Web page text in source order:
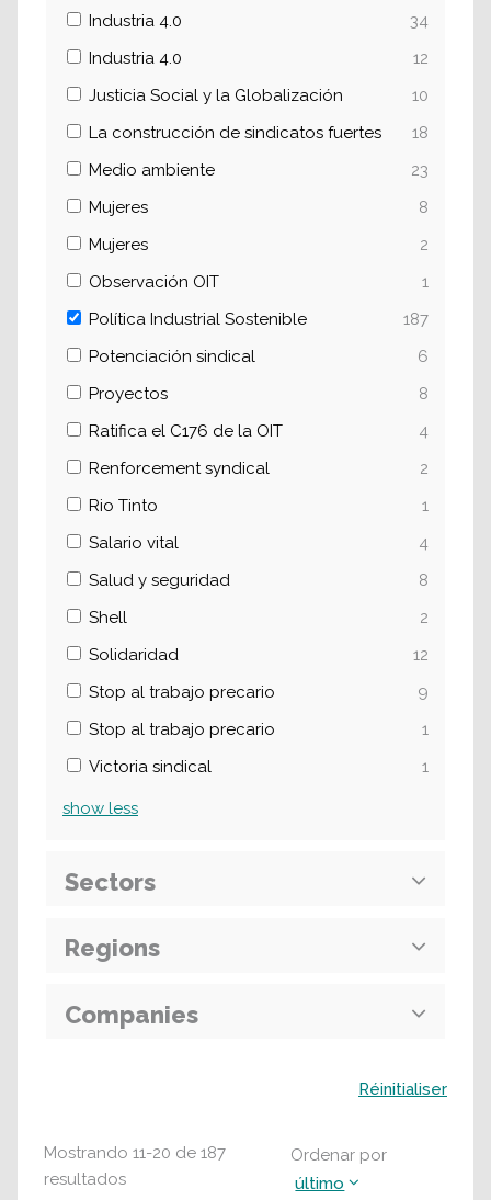
Mostrando 11-20 de 187
resultados
Ordenar por
último
Industria 4.0
34
Industria 4.0
12
Justicia Social y la Globalización
10
La construcción de sindicatos fuertes
18
Medio ambiente
23
Mujeres
8
Mujeres
2
Observación OIT
1
Política Industrial Sostenible
187
Potenciación sindical
6
Proyectos
8
Ratifica el C176 de la OIT
4
Renforcement syndical
2
Rio Tinto
1
Salario vital
4
Salud y seguridad
8
Shell
2
Solidaridad
12
Stop al trabajo precario
9
Stop al trabajo precario
1
Victoria sindical
1
show less
Sectors
Regions
Companies
Réinitialiser